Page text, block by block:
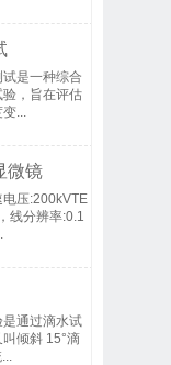
是一种综合
，旨在评估
...
微镜
压:200kVTE
线分辨率:0.1
通过滴水试
倾斜 15°滴